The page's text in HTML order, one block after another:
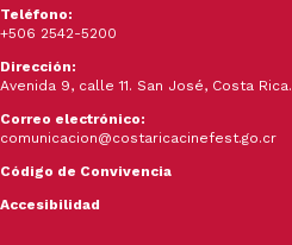
Teléfono:
+506 2542-5200
Dirección:
Avenida 9, calle 11. San José, Costa Rica.
Correo electrónico:
comunicacion@costaricacinefest.go.cr
Código de Convivencia
Accesibilidad